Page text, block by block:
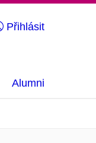
Přihlásit
Alumni